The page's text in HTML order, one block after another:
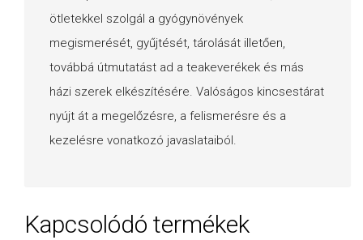
ötletekkel szolgál a gyógynövények
megismerését, gyűjtését, tárolását illetően,
továbbá útmutatást ad a teakeverékek és más
házi szerek elkészítésére. Valóságos kincsestárat
nyújt át a megelőzésre, a felismerésre és a
kezelésre vonatkozó javaslataiból.
Kapcsolódó termékek